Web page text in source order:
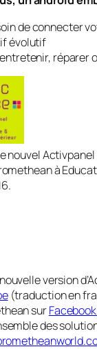
de connecter
évolutif
réparer
nouvel
à
version
(traduction en
surFacebook
des